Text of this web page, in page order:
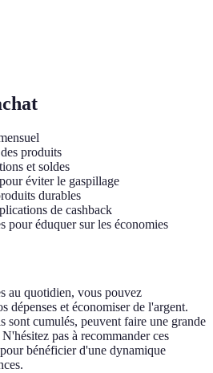
produits
et soldes
éviter le gaspillage
durables
de cashback
pour éduquer sur les économies
au quotidien, vous pouvez
dépenses et économiser de l'argent.
sont cumulés, peuvent faire une grande
pas à recommander ces
bénéficier d'une dynamique